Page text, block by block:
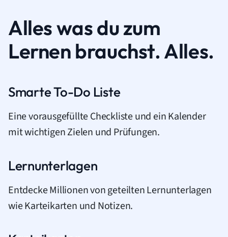
Alles was du zum
Lernen brauchst. Alles.
Smarte To-Do Liste
Eine vorausgefüllte Checkliste und ein Kalender
mit wichtigen Zielen und Prüfungen.
Lernunterlagen
Entdecke Millionen von geteilten Lernunterlagen
wie Karteikarten und Notizen.